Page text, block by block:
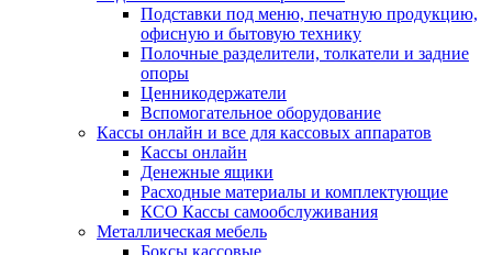
Подставки под меню, печатную продукцию,
офисную и бытовую технику
Полочные разделители, толкатели и задние
опоры
Ценникодержатели
Вспомогательное оборудование
Кассы онлайн и все для кассовых аппаратов
Кассы онлайн
Денежные ящики
Расходные материалы и комплектующие
КСО Кассы самообслуживания
Металлическая мебель
Боксы кассовые